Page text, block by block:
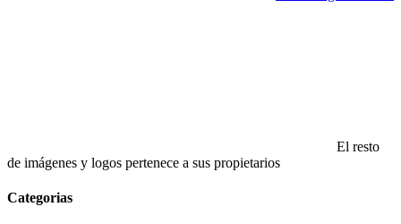
El resto
de imágenes y logos pertenece a sus propietarios
Categorias